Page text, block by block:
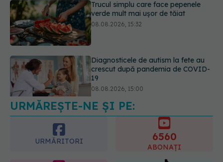
Diagnosticele de autism la fete au
crescut după pandemia de COVID-
19
Microplasticele pot traversa bariera
placentară și modifica hormonii
08.08.2026, 18:00
URMĂREȘTE-NE ȘI PE:
URMĂRITORI 6560
ABONAȚI